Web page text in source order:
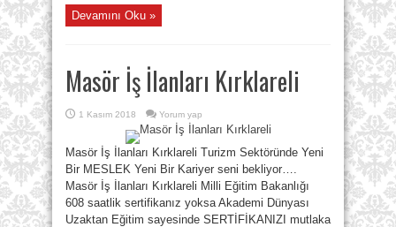
Devamını Oku »
Masör İş İlanları Kırklareli
1 Kasım 2018 Yorum yap
Masör İş İlanları Kırklareli Turizm Sektöründe Yeni
Bir MESLEK Yeni Bir Kariyer seni bekliyor….
Masör İş İlanları Kırklareli Milli Eğitim Bakanlığı
608 saatlik sertifikanız yoksa Akademi Dünyası
Uzaktan Eğitim sayesinde SERTİFİKANIZI mutlaka